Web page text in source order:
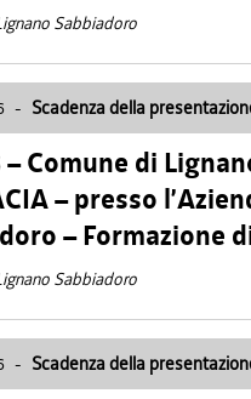
Sabbiadoro
- Scadenza della
Comune di
– presso
– Formazione
Sabbiadoro
- Scadenza della